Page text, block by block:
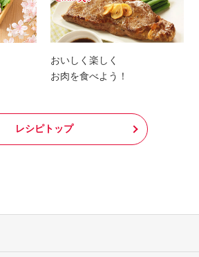
おいしく楽しく
お肉を食べよう！
レシピトップ